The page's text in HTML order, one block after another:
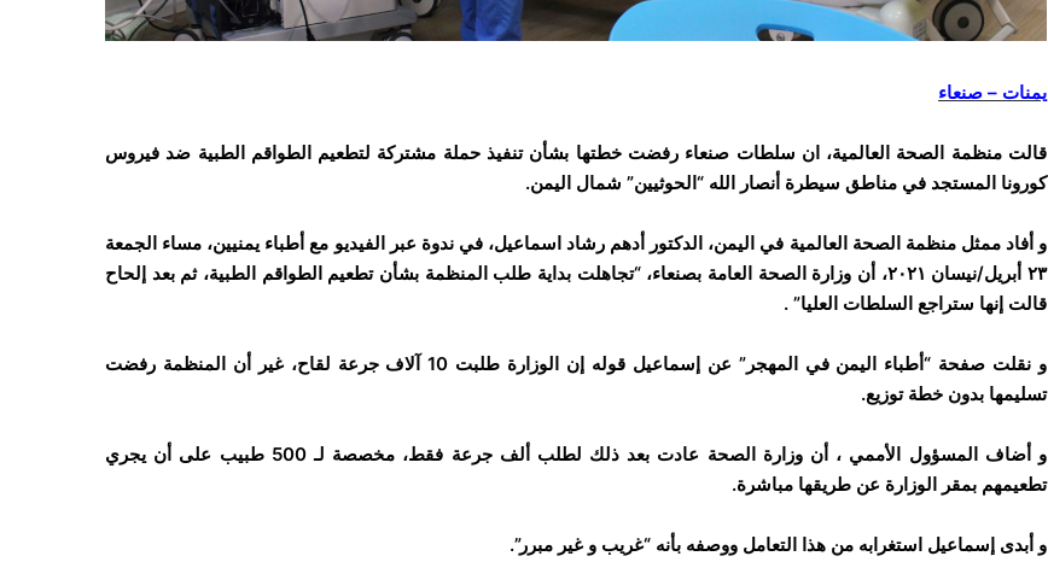
يمنات – صنعاء
قالت منظمة الصحة العالمية، ان سلطات صنعاء رفضت خطتها بشأن تنفيذ حملة مشتركة لتطعيم الطواقم الطبية ضد فيروس
كورونا المستجد في مناطق سيطرة أنصار الله “الحوثيين” شمال اليمن.
و أفاد ممثل منظمة الصحة العالمية في اليمن، الدكتور أدهم رشاد اسماعيل، في ندوة عبر الفيديو مع أطباء يمنيين، مساء الجمعة
٢٣ أبريل/نيسان ٢٠٢١، أن وزارة الصحة العامة بصنعاء، “تجاهلت بداية طلب المنظمة بشأن تطعيم الطواقم الطبية، ثم بعد إلحاح
قالت إنها ستراجع السلطات العليا” .
و نقلت صفحة “أطباء اليمن في المهجر” عن إسماعيل قوله إن الوزارة طلبت 10 آلاف جرعة لقاح، غير أن المنظمة رفضت
تسليمها بدون خطة توزيع.
و أضاف المسؤول الأممي ، أن وزارة الصحة عادت بعد ذلك لطلب ألف جرعة فقط، مخصصة لـ 500 طبيب على أن يجري
تطعيمهم بمقر الوزارة عن طريقها مباشرة.
و أبدى إسماعيل استغرابه من هذا التعامل ووصفه بأنه “غريب و غير مبرر”.